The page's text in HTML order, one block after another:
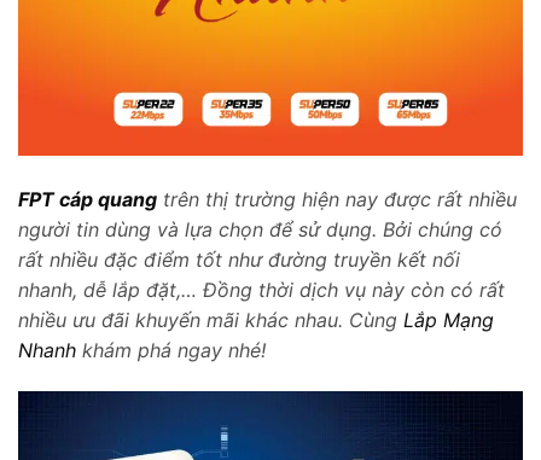
FPT cáp quang trên thị trường hiện nay được rất nhiều
người tin dùng và lựa chọn để sử dụng. Bởi chúng có
rất nhiều đặc điểm tốt như đường truyền kết nối
nhanh, dễ lắp đặt,… Đồng thời dịch vụ này còn có rất
nhiều ưu đãi khuyến mãi khác nhau. Cùng Lắp Mạng
Nhanh khám phá ngay nhé!